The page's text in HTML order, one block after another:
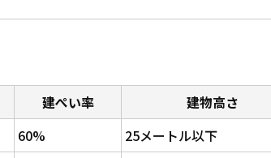
建ぺい率
建物高さ
60%
25メートル以下